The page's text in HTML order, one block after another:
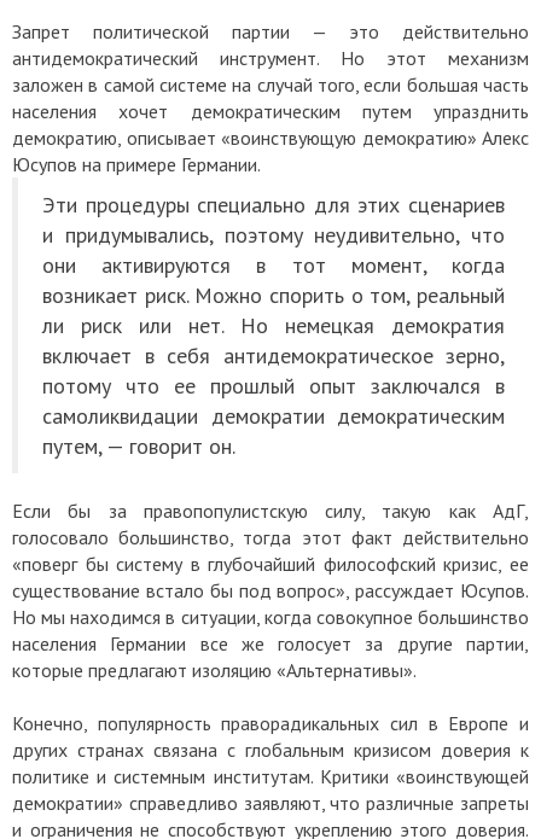
Запрет политической партии — это действительно
антидемократический инструмент. Но этот механизм
заложен в самой системе на случай того, если большая часть
населения хочет демократическим путем упразднить
демократию, описывает «воинствующую демократию» Алекс
Юсупов на примере Германии.
Эти процедуры специально для этих сценариев
и придумывались, поэтому неудивительно, что
они активируются в тот момент, когда
возникает риск. Можно спорить о том, реальный
ли риск или нет. Но немецкая демократия
включает в себя антидемократическое зерно,
потому что ее прошлый опыт заключался в
самоликвидации демократии демократическим
путем, — говорит он.
Если бы за правопопулистскую силу, такую как АдГ,
голосовало большинство, тогда этот факт действительно
«поверг бы систему в глубочайший философский кризис, ее
существование встало бы под вопрос», рассуждает Юсупов.
Но мы находимся в ситуации, когда совокупное большинство
населения Германии все же голосует за другие партии,
которые предлагают изоляцию «Альтернативы».
Конечно, популярность праворадикальных сил в Европе и
других странах связана с глобальным кризисом доверия к
политике и системным институтам. Критики «воинствующей
демократии» справедливо заявляют, что различные запреты
и ограничения не способствуют укреплению этого доверия.